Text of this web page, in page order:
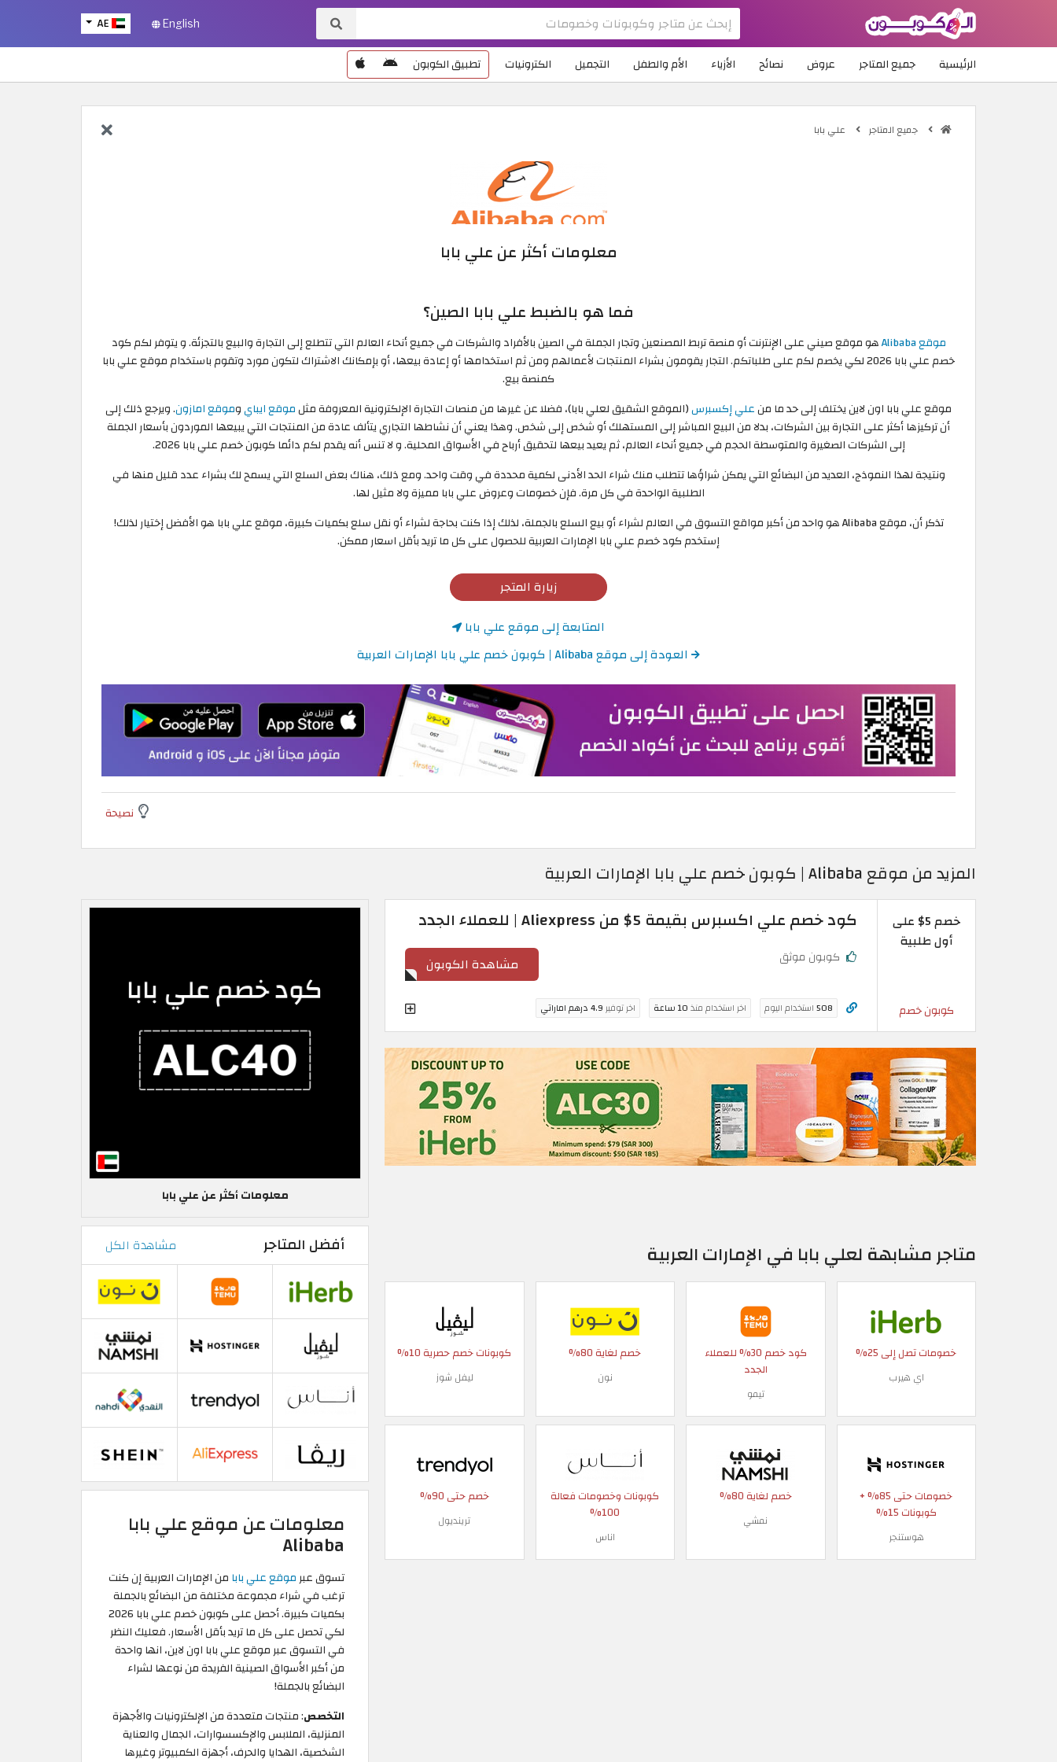
AE English
الرئيسية جميع المتاجر عروض نصائح الأزياء الأم والطفل التجميل الكترونيات تطبيق الكوبون
جميع المتاجر علي بابا
معلومات أكثر عن علي بابا
فما هو بالضبط علي بابا الصين؟
موقع Alibaba
هو موقع صيني على الإنترنت أو منصة تربط المصنعين وتجار الجملة في الصين بالأفراد والشركات في جميع أنحاء العالم التي تتطلع إلى التجارة والبيع بالتجزئة. و يتوفر لكم كود
خصم علي بابا 2026 لكي يخصم لكم على طلباتكم. التجار يقومون بشراء المنتجات لأعمالهم ومن ثم استخدامها أو إعادة بيعها، أو بإمكانك الاشتراك لتكون مورد وتقوم باستخدام موقع علي بابا
كمنصة بيع.
موقع علي بابا اون لاين يختلف إلى حد ما منعلي إكسبرس(الموقع الشقيق لعلي بابا)، فضلا عن غيرها من منصات التجارة الإلكترونية المعروفة مثلموقع ايبايوموقع امازون. ويرجع ذلك إلى
أن تركيزها أكثر على التجارة بين الشركات، بدلا من البيع المباشر إلى المستهلك أو شخص إلى شخص. وهذا يعني أن نشاطها التجاري يتألف عادة من المنتجات التي يبيعها الموردون بأسعار الجملة
إلى الشركات الصغيرة والمتوسطة الحجم في جميع أنحاء العالم، ثم يعيد بيعها لتحقيق أرباح في الأسواق المحلية. و لا تنس أنه يقدم لكم دائما كوبون خصم علي بابا 2026.
ونتيجة لهذا النموذج، العديد من البضائع التي يمكن شراؤها تتطلب منك شراء الحد الأدنى لكمية محددة في وقت واحد. ومع ذلك، هناك بعض السلع التي يسمح لك بشراء عدد قليل منها في
الطلبية الواحدة في كل مرة. فإن خصومات وعروض علي بابا مميزة ولا مثيل لها.
تذكر أن، موقع Alibaba هو واحد من أكبر مواقع التسوق في العالم لشراء أو بيع السلع بالجملة، لذلك إذا كنت بحاجة لشراء أو نقل سلع بكميات كبيرة، موقع علي بابا هو الأفضل إختيار لذلك!
إستخدم كود خصم علي بابا الإمارات العربية للحصول على كل ما تريد بأقل اسعار ممكن.
زيارة المتجر
المتابعة إلى موقع علي بابا
العودة إلى موقع Alibaba | كوبون خصم علي بابا الإمارات العربية
نصيحة
المزيد من موقع Alibaba | كوبون خصم علي بابا الإمارات العربية
خصم 5$ على
أول طلبية
كوبون خصم
كود خصم علي اكسبرس بقيمة 5$ من Aliexpress | للعملاء الجدد
كوبون موثق مشاهدة الكوبون
508استخدام اليوم اخر استخدام منذ10 ساعة اخر توفير4.9 درهم اماراتي
متاجر مشابهة لعلي بابا في الإمارات العربية
خصومات تصل إلى 25%
اي هيرب
كود خصم 30% للعملاء
الجدد
تيمو
خصم لغاية 80%
نون
كوبونات خصم حصرية 10%
ليفل شوز
خصومات حتى 85% +
كوبونات 15%
هوستنجر
خصم لغاية 80%
نمشي
كوبونات وخصومات فعالة
100%
اناس
خصم حتى 90%
ترينديول
معلومات أكثر عن علي بابا
أفضل المتاجر مشاهدة الكل
معلومات عن موقع علي بابا
Alibaba
تسوق عبر موقع علي بابا من الإمارات العربية إن كنت
ترغب في شراء مجموعة مختلفة من البضائع بالجملة
بكميات كبيرة. أحصل على كوبون خصم علي بابا 2026
لكي تحصل على كل ما تريد بأقل الأسعار. فعليك النظر
في التسوق عبر موقع علي بابا اون لاين، انها واحدة
من أكبر الأسواق الصينية الفريدة من نوعها لشراء
البضائع بالجملة!
التخصص: منتجات متعددة من الإلكترونيات والأجهزة
المنزلية، الملابس والإكسسوارات، الجمال والعناية
الشخصية، الهدايا والحرف، أجهزة الكمبيوتر وغيرها